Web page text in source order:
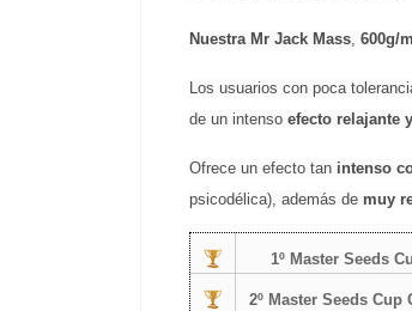
Nuestra Mr Jack Mass 600g/
Los usuarios con poca
de un intenso efecto relajante
Ofrece un efecto tan intenso
psicodélica), además de muy
1º Master Seeds
2º Master Seeds Cup